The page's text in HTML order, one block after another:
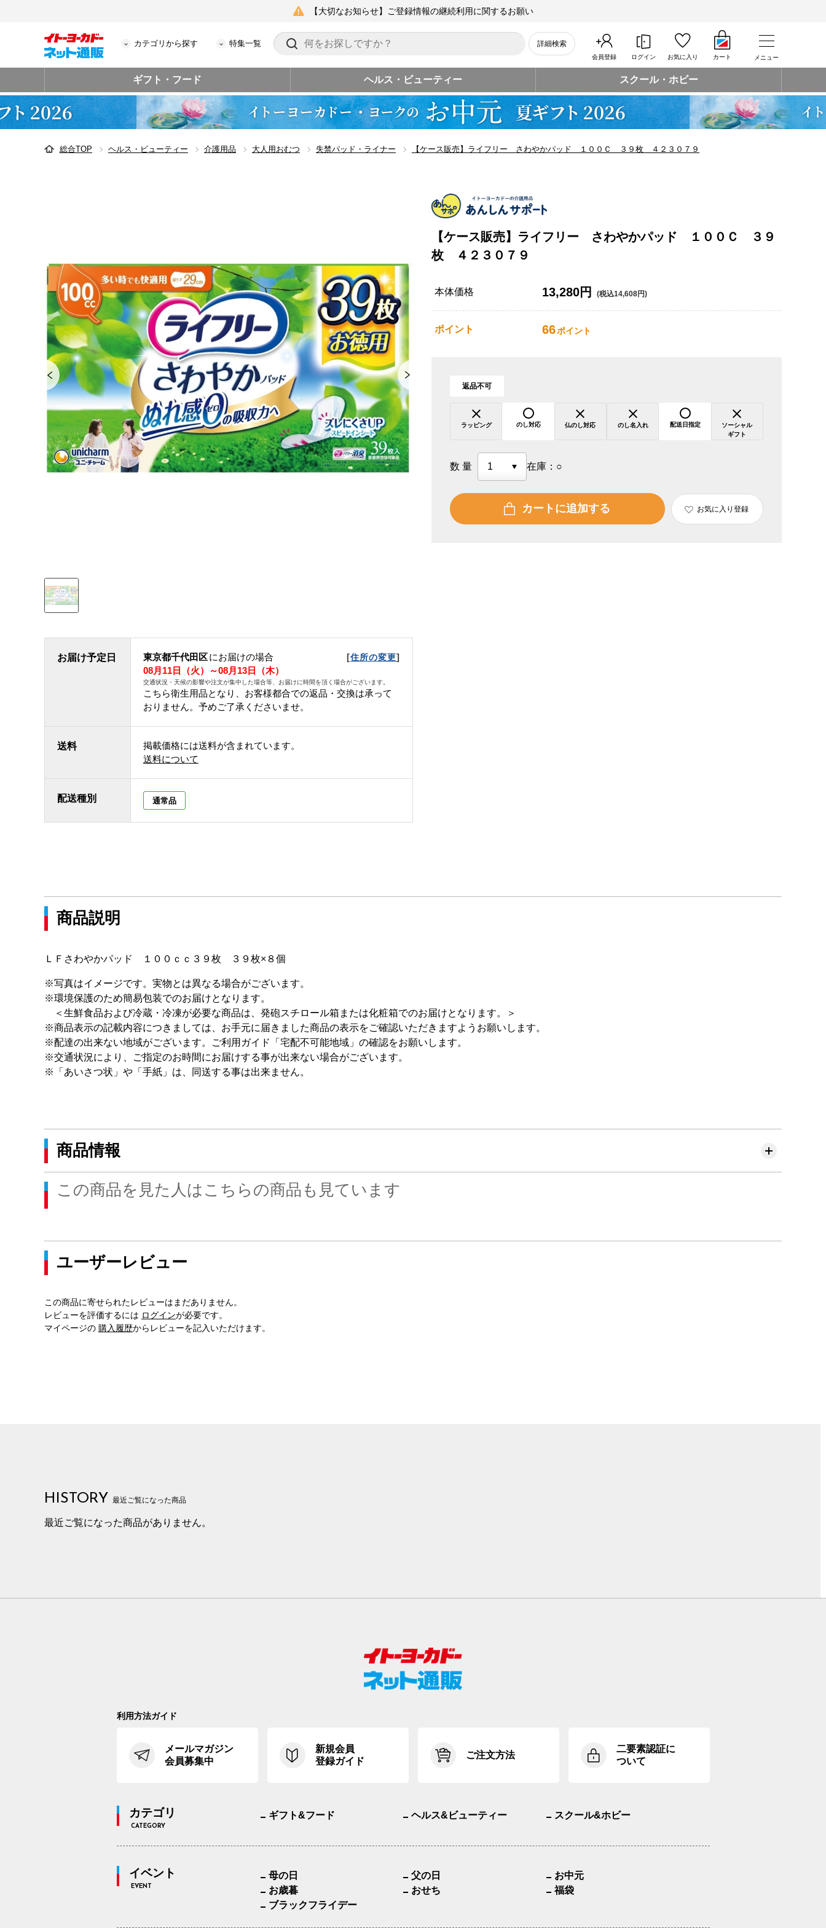
【大切なお知らせ】ご登録情報の継続利用に関するお願い
カテゴリから探す 特集一覧 詳細検索
会員登録 ログイン お気に入り カート メニュー
ギフト・フード ヘルス・ビューティー スクール・ホビー
総合TOP ヘルス・ビューティー 介護用品 大人用おむつ 失禁パッド・ライナー 【ケース販売】ライフリー さわやかパッド １００Ｃ ３９枚 ４２３０７９
お届け予定日 東京都千代田区にお届けの場合 [住所の変更]
08月11日（火）～08月13日（木）
交通状況・天候の影響や注文が集中した場合等、お届けに時間を頂く場合がございます。
こちら衛生用品となり、お客様都合での返品・交換は承って
おりません。予めご了承くださいませ。
送料
掲載価格には送料が含まれています。
送料について
配送種別 通常品
【ケース販売】ライフリー さわやかパッド １００Ｃ ３９
枚 ４２３０７９
本体価格 13,280円 (税込14,608円)
ポイント 66ポイント
返品不可
ラッピング のし対応 仏のし対応 のし名入れ 配送日指定
ソーシャル
ギフト
数量 在庫： ○
カートに追加する お気に入り登録
商品説明
ＬＦさわやかパッド １００ｃｃ３９枚 ３９枚×８個
※写真はイメージです。実物とは異なる場合がございます。
※環境保護のため簡易包装でのお届けとなります。
＜生鮮食品および冷蔵・冷凍が必要な商品は、発砲スチロール箱または化粧箱でのお届けとなります。＞
※商品表示の記載内容につきましては、お手元に届きました商品の表示をご確認いただきますようお願いします。
※配達の出来ない地域がございます。ご利用ガイド「宅配不可能地域」の確認をお願いします。
※交通状況により、ご指定のお時間にお届けする事が出来ない場合がございます。
※「あいさつ状」や「手紙」は、同送する事は出来ません。
商品情報
この商品を見た人はこちらの商品も見ています
ユーザーレビュー
この商品に寄せられたレビューはまだありません。
レビューを評価するには ログインが必要です。
マイページの 購入履歴からレビューを記入いただけます。
HISTORY 最近ご覧になった商品
最近ご覧になった商品がありません。
利用方法ガイド
メールマガジン
会員募集中
新規会員
登録ガイド
ご注文方法
二要素認証に
ついて
カテゴリ
CATEGORY
ギフト&フード ヘルス&ビューティー スクール&ホビー
イベント
EVENT
母の日 父の日
お中元
お歳暮
おせち
福袋
ブラックフライデー